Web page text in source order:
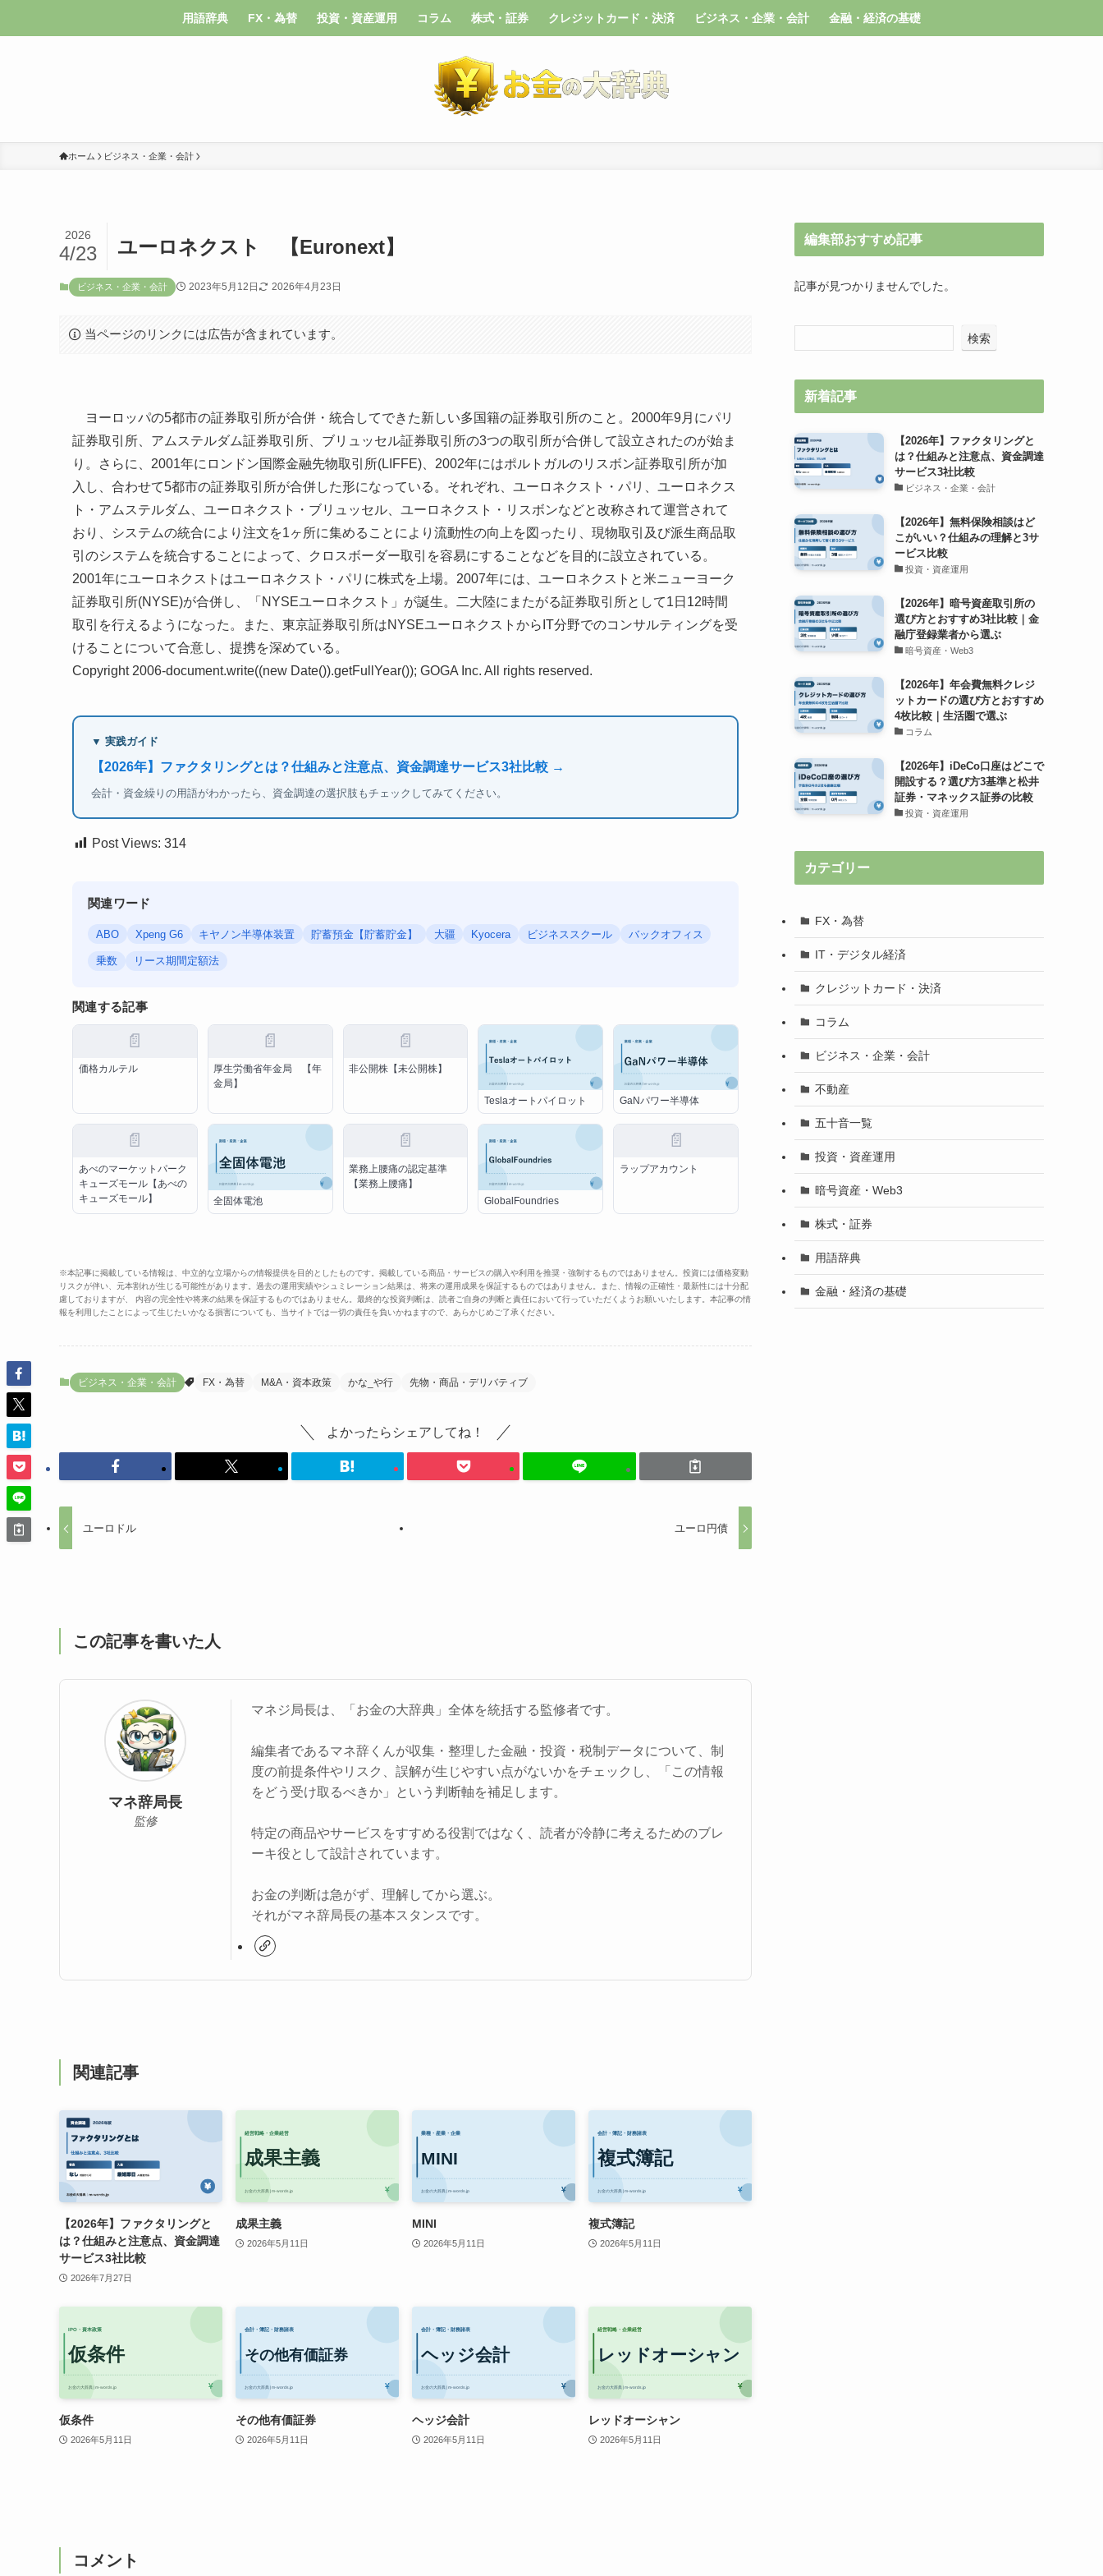
用語辞典 FX・為替 投資・資産運用 コラム 株式・証券 クレジットカード・決済 ビジネス・企業・会計 金融・経済の基礎
ホーム ビジネス・企業・会計
ユーロネクスト 【Euronext】
2026
4/23
ビジネス・企業・会計 2023年5月12日 2026年4月23日
当ページのリンクには広告が含まれています。
ヨーロッパの5都市の証券取引所が合併・統合してできた新しい多国籍の証券取引所のこと。2000年9月にパリ
証券取引所、アムステルダム証券取引所、ブリュッセル証券取引所の3つの取引所が合併して設立されたのが始ま
り。さらに、2001年にロンドン国際金融先物取引所(LIFFE)、2002年にはポルトガルのリスボン証券取引所が加
入し、合わせて5都市の証券取引所が合併した形になっている。それぞれ、ユーロネクスト・パリ、ユーロネクス
ト・アムステルダム、ユーロネクスト・ブリュッセル、ユーロネクスト・リスボンなどと改称されて運営されて
おり、システムの統合により注文を1ヶ所に集めることにより流動性の向上を図ったり、現物取引及び派生商品取
引のシステムを統合することによって、クロスボーダー取引を容易にすることなどを目的に設立されている。
2001年にユーロネクストはユーロネクスト・パリに株式を上場。2007年には、ユーロネクストと米ニューヨーク
証券取引所(NYSE)が合併し、「NYSEユーロネクスト」が誕生。二大陸にまたがる証券取引所として1日12時間
取引を行えるようになった。また、東京証券取引所はNYSEユーロネクストからIT分野でのコンサルティングを受
けることについて合意し、提携を深めている。
Copyright 2006-document.write((new Date()).getFullYear()); GOGA Inc. All rights reserved.
▼ 実践ガイド
【2026年】ファクタリングとは？仕組みと注意点、資金調達サービス3社比較 →
会計・資金繰りの用語がわかったら、資金調達の選択肢もチェックしてみてください。
Post Views: 314
関連ワード
ABO Xpeng G6 キヤノン半導体装置 貯蓄預金【貯蓄貯金】 大疆 Kyocera ビジネススクール バックオフィス
乗数 リース期間定額法
関連する記事
📄
価格カルテル
📄
厚生労働省年金局 【年
金局】
📄
非公開株【未公開株】
Teslaオートパイロット GaNパワー半導体
📄
あべのマーケットパーク
キューズモール【あべの
キューズモール】
全固体電池
📄
業務上腰痛の認定基準
【業務上腰痛】
GlobalFoundries
📄
ラップアカウント
※本記事に掲載している情報は、中立的な立場からの情報提供を目的としたものです。掲載している商品・サービスの購入や利用を推奨・強制するものではありません。投資には価格変動
リスクが伴い、元本割れが生じる可能性があります。過去の運用実績やシュミレーション結果は、将来の運用成果を保証するものではありません。また、情報の正確性・最新性には十分配
慮しておりますが、 内容の完全性や将来の結果を保証するものではありません。最終的な投資判断は、読者ご自身の判断と責任において行っていただくようお願いいたします。本記事の情
報を利用したことによって生じたいかなる損害についても、当サイトでは一切の責任を負いかねますので、あらかじめご了承ください。
ビジネス・企業・会計 FX・為替 M&A・資本政策 かな_や行 先物・商品・デリバティブ
よかったらシェアしてね！
ユーロドル ユーロ円債
この記事を書いた人
マネ辞局長
監修
マネジ局長は、「お金の大辞典」全体を統括する監修者です。
編集者であるマネ辞くんが収集・整理した金融・投資・税制データについて、制
度の前提条件やリスク、誤解が生じやすい点がないかをチェックし、「この情報
をどう受け取るべきか」という判断軸を補足します。
特定の商品やサービスをすすめる役割ではなく、読者が冷静に考えるためのブレ
ーキ役として設計されています。
お金の判断は急がず、理解してから選ぶ。
それがマネ辞局長の基本スタンスです。
関連記事
【2026年】ファクタリングと
は？仕組みと注意点、資金調達
サービス3社比較
2026年7月27日
成果主義
2026年5月11日
MINI
2026年5月11日
複式簿記
2026年5月11日
仮条件
2026年5月11日
その他有価証券
2026年5月11日
ヘッジ会計
2026年5月11日
レッドオーシャン
2026年5月11日
コメント
編集部おすすめ記事
記事が見つかりませんでした。
検索
新着記事
【2026年】ファクタリングと
は？仕組みと注意点、資金調達
サービス3社比較
ビジネス・企業・会計
【2026年】無料保険相談はど
こがいい？仕組みの理解と3サ
ービス比較
投資・資産運用
【2026年】暗号資産取引所の
選び方とおすすめ3社比較｜金
融庁登録業者から選ぶ
暗号資産・Web3
【2026年】年会費無料クレジ
ットカードの選び方とおすすめ
4枚比較｜生活圏で選ぶ
コラム
【2026年】iDeCo口座はどこで
開設する？選び方3基準と松井
証券・マネックス証券の比較
投資・資産運用
カテゴリー
FX・為替
IT・デジタル経済
クレジットカード・決済
コラム
ビジネス・企業・会計
不動産
五十音一覧
投資・資産運用
暗号資産・Web3
株式・証券
用語辞典
金融・経済の基礎